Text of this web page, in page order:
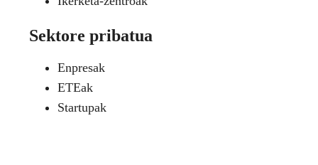
Sektore pribatua
Enpresak
ETEak
Startupak